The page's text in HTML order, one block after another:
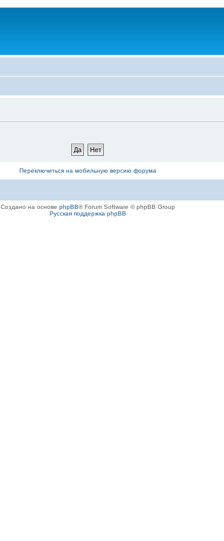
Переключиться на мобильную версию форума
Создано на основе phpBB® Forum Software © phpBB Group
Русская поддержка phpBB